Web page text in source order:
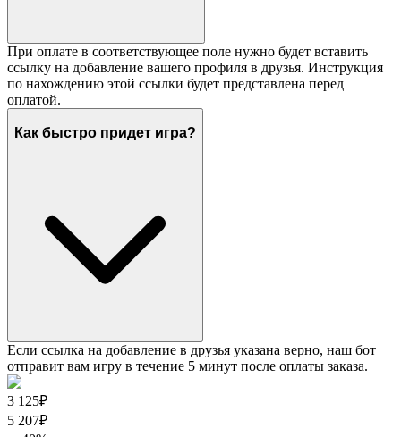
При оплате в соответствующее поле нужно будет вставить
ссылку на добавление вашего профиля в друзья. Инструкция
по нахождению этой ссылки будет представлена перед
оплатой.
Как быстро придет игра?
Если ссылка на добавление в друзья указана верно, наш бот
отправит вам игру в течение 5 минут после оплаты заказа.
3 125₽
5 207₽